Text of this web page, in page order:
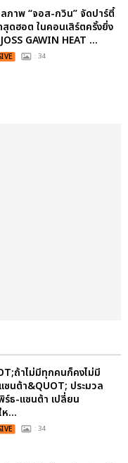
ลภาพ “จอส-กวิน” จัดปาร์ตี้
ดฮอต ในคอนเสิร์ตครั้งยิ่ง
GAWIN HEAT ...
: 34
ถ้าไม่มีทุกคนก็คงไม่มี
ซนต้า&QUOT; ประมวล
ร์ธ-แซนต้า เปลี่ยน
...
: 34